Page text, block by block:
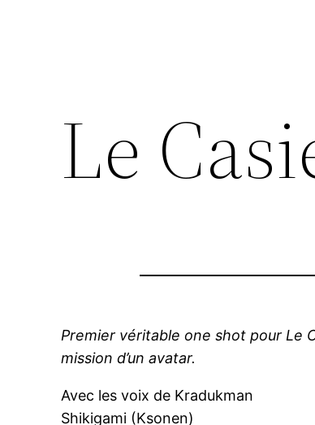
Le
Premier véritable one shot pour Le
mission d’un avatar.
Avec les voix de Kradukman
Shikigami (Ksonen)